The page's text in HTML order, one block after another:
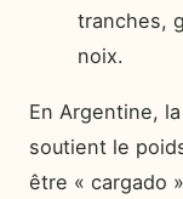
tranches,
noix.
En Argentine,
soutient le
être « cargado